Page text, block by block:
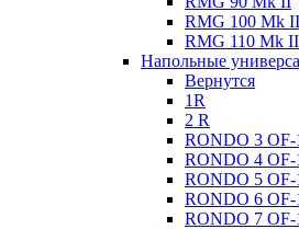
RMG 100 Mk II
RMG 110 Mk II
Напольные
Вернутся
1R
2 R
RONDO 3 OF-
RONDO 4 OF-
RONDO 5 OF-
RONDO 6 OF-
RONDO 7 OF-